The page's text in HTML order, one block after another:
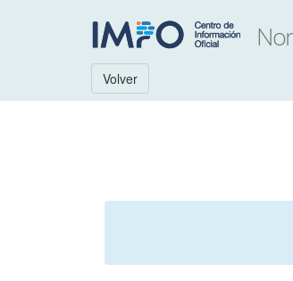
Volver